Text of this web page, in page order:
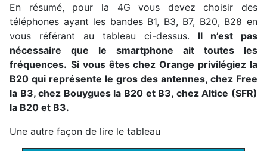
En résumé, pour la 4G vous devez choisir des
téléphones ayant les bandes B1, B3, B7, B20, B28 en
vous référant au tableau ci-dessus. Il n’est pas
nécessaire que le smartphone ait toutes les
fréquences. Si vous êtes chez Orange privilégiez la
B20 qui représente le gros des antennes, chez Free
la B3, chez Bouygues la B20 et B3, chez Altice (SFR)
la B20 et B3.
Une autre façon de lire le tableau